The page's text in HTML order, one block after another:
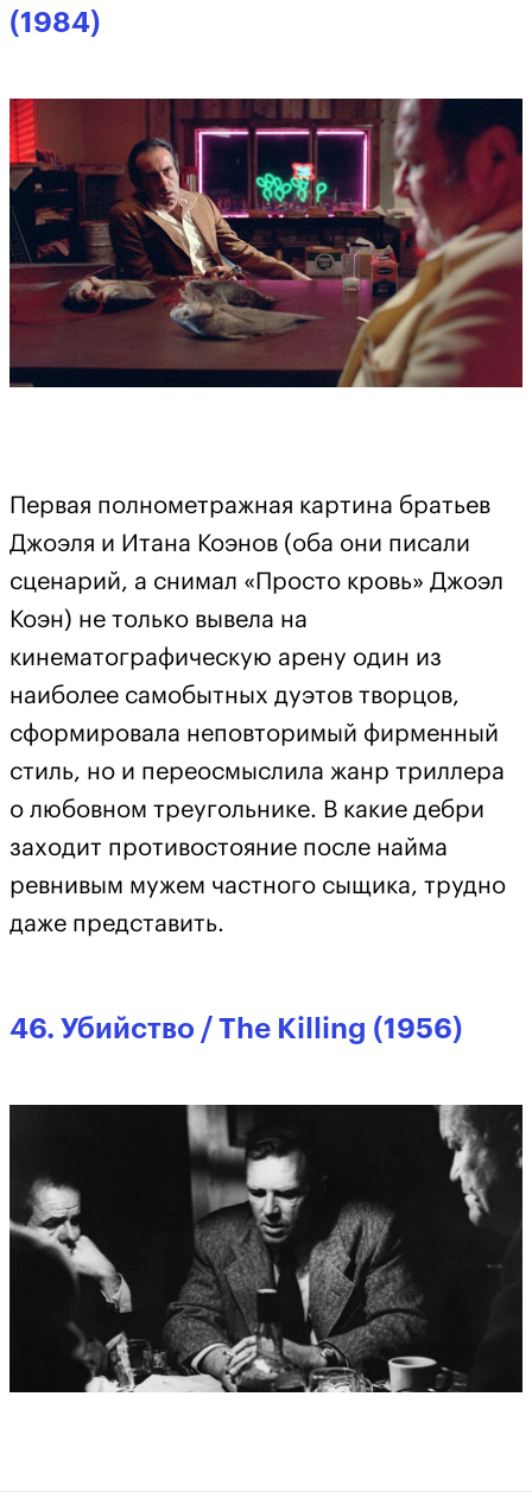
(1984)
Первая полнометражная картина братьев
Джоэля и Итана Коэнов (оба они писали
сценарий, а снимал «Просто кровь» Джоэл
Коэн) не только вывела на
кинематографическую арену один из
наиболее самобытных дуэтов творцов,
сформировала неповторимый фирменный
стиль, но и переосмыслила жанр триллера
о любовном треугольнике. В какие дебри
заходит противостояние после найма
ревнивым мужем частного сыщика, трудно
даже представить.
46. Убийство / The Killing (1956)